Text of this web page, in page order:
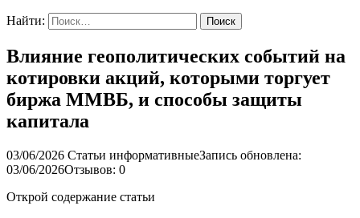
Найти:
Влияние геополитических событий на
котировки акций, которыми торгует
биржа ММВБ, и способы защиты
капитала
03/06/2026 Статьи информативныеЗапись обновлена:
03/06/2026Отзывов: 0
Открой содержание статьи